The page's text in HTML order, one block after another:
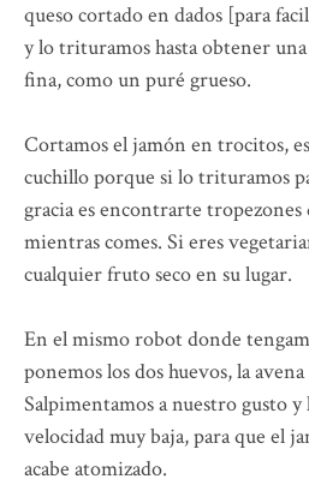
queso cortado en dados [para
y lo trituramos hasta obtener
fina, como un puré grueso.
Cortamos el jamón en trocitos,
cuchillo porque si lo trituramos
gracia es encontrarte
mientras comes. Si eres
cualquier fruto seco en su lugar.
En el mismo robot donde
ponemos los dos huevos, la
Salpimentamos a nuestro gusto y
velocidad muy baja, para que el
acabe atomizado.